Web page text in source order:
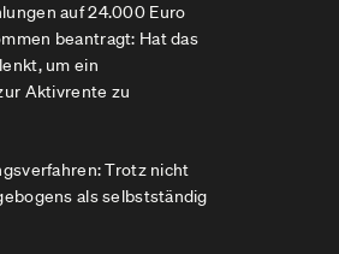
auf 24.000 Euro
beantragt: Hat das
um ein
Aktivrente zu
Trotz nicht
als selbstständig